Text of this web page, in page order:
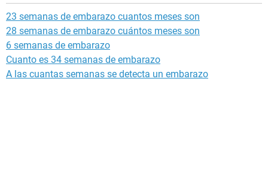
23 semanas de embarazo cuantos meses son
28 semanas de embarazo cuántos meses son
6 semanas de embarazo
Cuanto es 34 semanas de embarazo
A las cuantas semanas se detecta un embarazo